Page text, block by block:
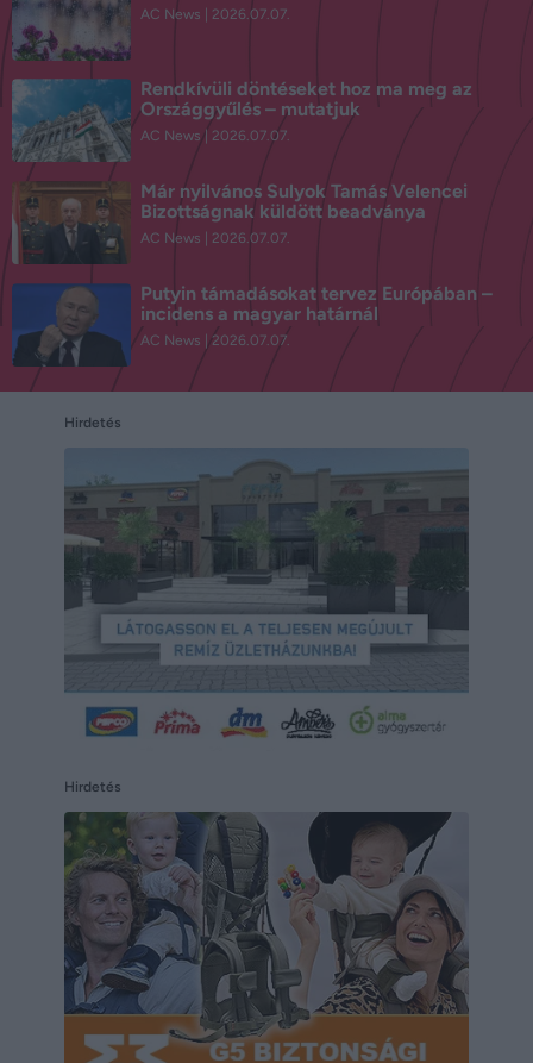
AC News 2026.07.07.
Rendkívüli döntéseket hoz ma meg az
Országgyűlés – mutatjuk
AC News 2026.07.07.
Már nyilvános Sulyok Tamás Velencei
Bizottságnak küldött beadványa
AC News 2026.07.07.
Putyin támadásokat tervez Európában –
incidens a magyar határnál
AC News 2026.07.07.
Hirdetés
Hirdetés